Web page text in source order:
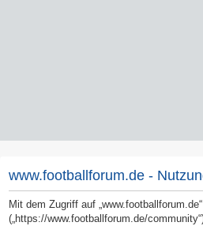
www.footballforum.de -
Mit dem Zugriff auf „www.footballforum.de“
(„https://www.footballforum.de/